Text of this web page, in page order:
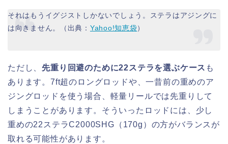
それはもうイグジストしかないでしょう。ステラはアジングに
は向きません。（出典： Yahoo!知恵袋）
ただし、 先重り回避のために22ステラを選ぶケース も
あります。7ft超のロングロッドや、一昔前の重めのア
ジングロッドを使う場合、軽量リールでは先重りして
しまうことがあります。そういったロッドには、少し
重めの22ステラC2000SHG（170g）の方がバランスが
取れる可能性があります。